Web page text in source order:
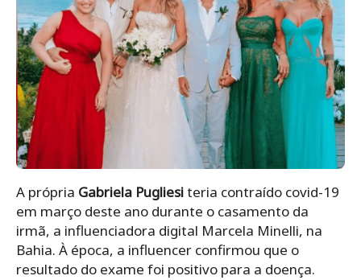
A própria Gabriela Pugliesiteria contraído covid-19
em março deste ano durante o casamento da
irmã, a influenciadora digital Marcela Minelli, na
Bahia. À época, a influencer confirmou que o
resultado do exame foi positivo para a doença.